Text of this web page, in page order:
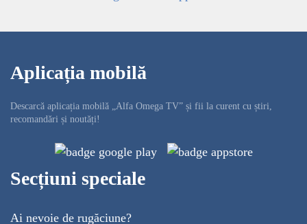
Aplicația mobilă
Descarcă aplicația mobilă „Alfa Omega TV” și fii la curent cu știri,
recomandări și noutăți!
Secțiuni speciale
Ai nevoie de rugăciune?